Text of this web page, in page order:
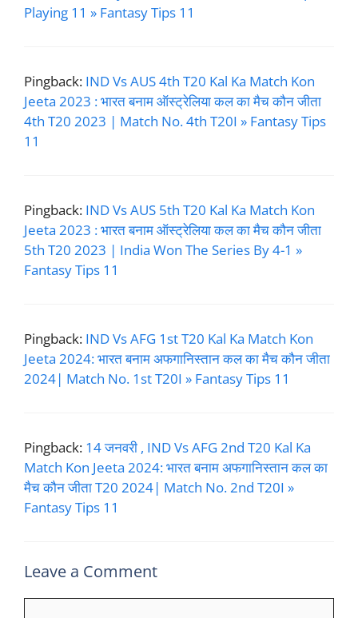
Playing 11 » Fantasy Tips 11
Pingback: IND Vs AUS 4th T20 Kal Ka Match Kon
Jeeta 2023 : भारत बनाम ऑस्ट्रेलिया कल का मैच कौन जीता
4th T20 2023 | Match No. 4th T20I » Fantasy Tips
11
Pingback: IND Vs AUS 5th T20 Kal Ka Match Kon
Jeeta 2023 : भारत बनाम ऑस्ट्रेलिया कल का मैच कौन जीता
5th T20 2023 | India Won The Series By 4-1 »
Fantasy Tips 11
Pingback: IND Vs AFG 1st T20 Kal Ka Match Kon
Jeeta 2024: भारत बनाम अफगानिस्तान कल का मैच कौन जीता
2024| Match No. 1st T20I » Fantasy Tips 11
Pingback: 14 जनवरी , IND Vs AFG 2nd T20 Kal Ka
Match Kon Jeeta 2024: भारत बनाम अफगानिस्तान कल का
मैच कौन जीता T20 2024| Match No. 2nd T20I »
Fantasy Tips 11
Leave a Comment